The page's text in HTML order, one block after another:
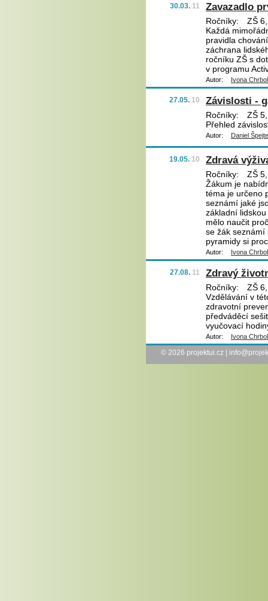
30.03. 11 Zavazadlo
Ročníky:
ZŠ 6,
Každá
pravidla
záchrana
ročníku ZŠ s
v programu
Autor: Ivona
27.05. 10 Závislosti -
Ročníky:
ZŠ
Přehled
Autor: Daniel
19.05. 10 Zdravá
Ročníky:
ZŠ
Žákum je
téma je určeno
seznámí jaké
základní
mělo naučit
se žák seznámí
pyramidy si
Autor: Ivona
27.08. 11 Zdravý
Ročníky:
ZŠ 6,
Vzdělávání v
zdravotní
předváděcí
vyučovací
Autor: Ivona
© 2026 projektui.cz